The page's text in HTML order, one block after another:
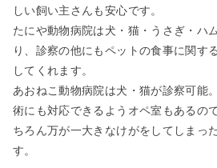
しい飼い主さんも安心です。
たにや動物病院は犬・猫・うさぎ・ハ
り、診察の他にもペットの食事に関す
してくれます。
あおねこ動物病院は犬・猫が診察可能
術にも対応できるようオペ室もあるの
ちろん万が一大きなけがをしてしまっ
す。